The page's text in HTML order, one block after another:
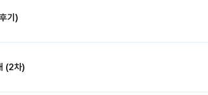
기)
(2차)